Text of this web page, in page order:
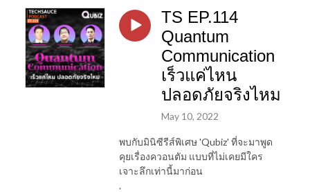
TS EP.114
Quantum
Communication
เร็วแค่ไหน
ปลอดภัยจริงไหม
May 10, 2022
พบกับมินิซีรีส์พิเศษ 'Qubiz' ที่จะมาพูด
คุยเรื่องควอนตัม แบบที่ไม่เคยมีใคร
เจาะลึกเท่านี้มาก่อน
.